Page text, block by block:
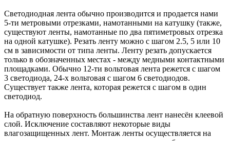
Светодиодная лента обычно производится и продается нами
5-ти метровыми отрезками, намотанными на катушку (также,
существуют ленты, намотанные по два пятиметровых отрезка
на одной катушке). Резать ленту можно с шагом 2.5, 5 или 10
см в зависимости от типа ленты. Ленту резать допускается
только в обозначенных местах - между медными контактными
площадками. Обычно 12-ти вольтовая лента режется с шагом
3 светодиода, 24-х вольтовая с шагом 6 светодиодов.
Существует также лента, которая режется с шагом в один
светодиод.
На обратную поверхность большинства лент нанесён клеевой
слой. Исключение составляют некоторые виды
влагозащищенных лент. Монтаж ленты осуществляется на